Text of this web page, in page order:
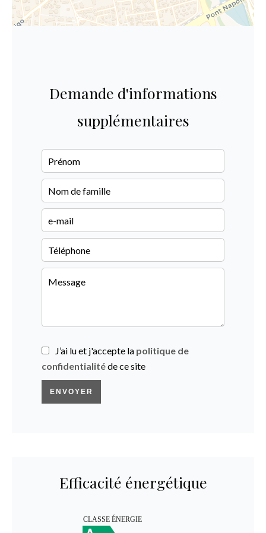
Demande d'informations
supplémentaires
J’ai lu et j'accepte la politique de
confidentialitéde ce site
ENVOYER
Efficacité énergétique